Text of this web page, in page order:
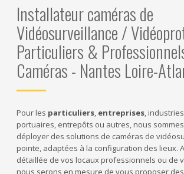
Installateur caméras de
Vidéosurveillance /
Particuliers &
Caméras - Nantes Loire-
Pour les particuliers, entreprises,
portuaires, entrepôts ou autres, nous
déployer des solutions de caméras de
pointe, adaptées à la configuration des lieux.
détaillée de vos locaux professionnels ou de